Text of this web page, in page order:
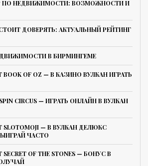
ПО НЕДВИЖИМОСТИ: ВОЗМОЖНОСТИ И
ДОВЕРЯТЬ: АКТУАЛЬНЫЙ РЕЙТИНГ
В БИРМИНГЕМЕ
OF OZ — В КАЗИНО ВУЛКАН ИГРАТЬ
CIRCUS — ИГРАТЬ ОНЛАЙН В ВУЛКАН
— В ВУЛКАН ДЕЛЮКС
ЧАСТО
OF THE STONES — БОНУС В